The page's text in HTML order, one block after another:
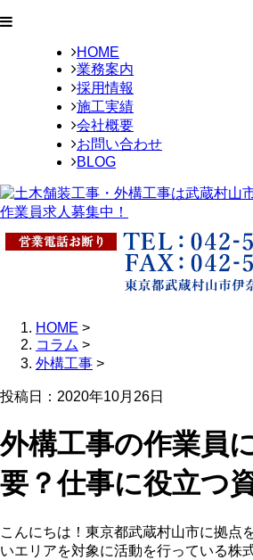
HOME
業務案内
採用情報
施工実績
会社概要
お問い合わせ
BLOG
HOME >
コラム >
外構工事 >
投稿日：2020年10月26日
外構工事の作業員
要？仕事に役立つ
こんにちは！東京都武蔵村山市に拠点
いエリアを対象に活動を行っている株